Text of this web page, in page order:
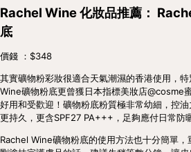
Rachel Wine 化妝品推薦：
底
價錢 ：$348
其實礦物粉彩妝很適合天氣潮濕的香港使用，
Wine礦物粉底更曾獲日本指標美妝店@cosme
好用和受歡迎！礦物粉底粉質極非常幼細，控
更持久，更含SPF27 PA+++，足夠應付日常防
Rachel Wine礦物粉底的使用方法也十分簡單